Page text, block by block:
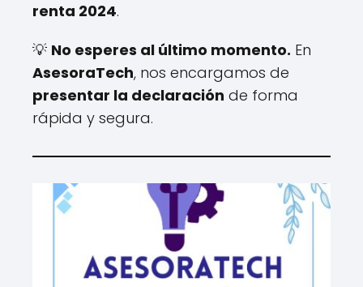
renta 2024.
💡 No esperes al último momento. En
AsesoraTech, nos encargamos de
presentar la declaración de forma
rápida y segura.